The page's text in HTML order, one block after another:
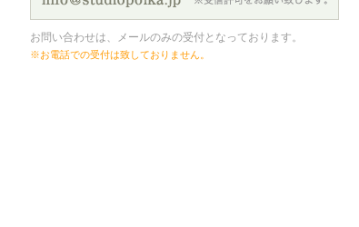
お問い合わせは、メールのみの受付となっております。
※お電話での受付は致しておりません。